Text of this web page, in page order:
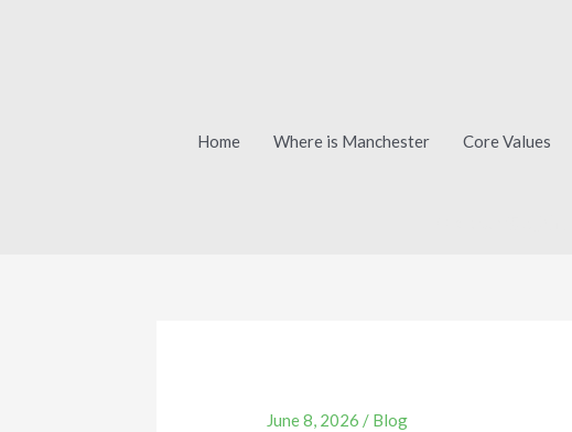
Home Where is Manchester Core Values
June 8, 2026 / Blog